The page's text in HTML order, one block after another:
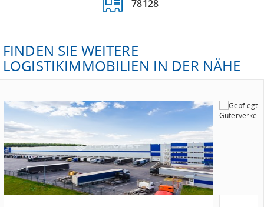
78128
FINDEN SIE WEITERE
LOGISTIKIMMOBILIEN IN DER NÄHE